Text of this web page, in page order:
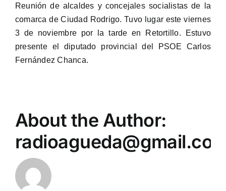
Reunión de alcaldes y concejales socialistas de la
comarca de Ciudad Rodrigo. Tuvo lugar este viernes
3 de noviembre por la tarde en Retortillo. Estuvo
presente el diputado provincial del PSOE Carlos
Fernández Chanca.
About the Author: